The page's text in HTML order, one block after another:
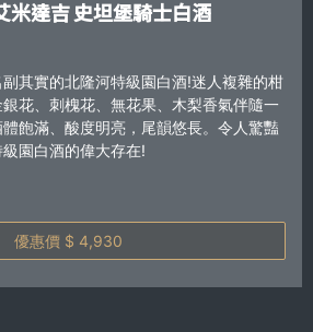
米達吉 史坦堡騎士白酒
其實的北隆河特級園白酒!迷人複雜的柑
花、刺槐花、無花果、木梨香氣伴隨一
飽滿、酸度明亮，尾韻悠長。令人驚豔
園白酒的偉大存在!
優惠價 $ 4,930